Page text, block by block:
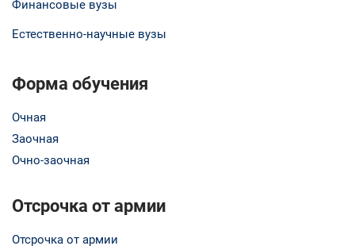
Финансовые вузы
Естественно-научные вузы
Форма обучения
Очная
Заочная
Очно-заочная
Отсрочка от армии
Отсрочка от армии